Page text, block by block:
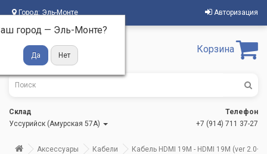
Город: Эль-Монте
город — Эль-Монте?
Авторизация
Корзина
Склад
Уссурийск (Амурская 57А)
Телефон
+7 (914) 711 37-27
Аксессуары Кабели Кабель HDMI 19M - HDMI 19M (ver